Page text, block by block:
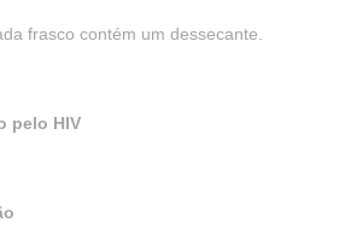
frasco contém um dessecante.
pelo HIV